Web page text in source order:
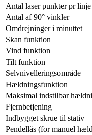
Antal laser punkter pr linje
Antal af 90° vinkler
Omdrejninger i minuttet
Skan funktion
Vind funktion
Tilt funktion
Selvnivelleringsområde
Hældningsfunktion
Maksimal indstilbar
Fjernbetjening
Indbygget skrue til stativ
Pendellås (for manuel